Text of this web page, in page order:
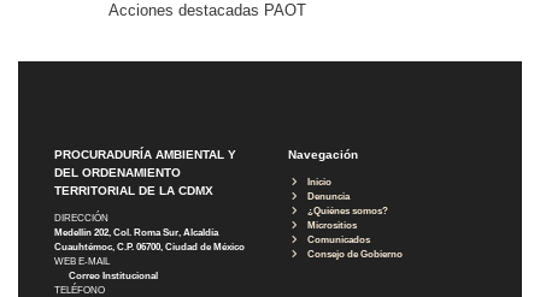
Acciones destacadas PAOT
PROCURADURÍA AMBIENTAL Y
DEL ORDENAMIENTO
TERRITORIAL DE LA CDMX
DIRECCIÓN
Medellín 202, Col. Roma Sur, Alcaldía
Cuauhtémoc, C.P. 06700, Ciudad de México
WEB E-MAIL
Correo Institucional
TELÉFONO
Navegación
Inicio
Denuncia
¿Quiénes somos?
Micrositios
Comunicados
Consejo de Gobierno